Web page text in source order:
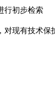
行初步检索
现有技术保